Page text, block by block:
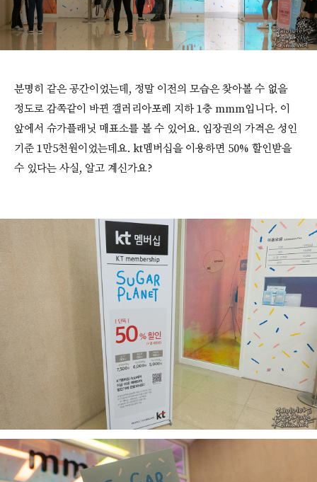
분명히 같은 공간이었는데, 정말 이전의 모습은 찾아볼 수 없을
정도로 감쪽같이 바뀐 갤러리아포레 지하 1층 mmm입니다. 이
앞에서 슈가플래닛 매표소를 볼 수 있어요. 입장권의 가격은 성인
기준 1만5천원이었는데요. kt멤버십을 이용하면 50% 할인받을
수 있다는 사실, 알고 계신가요?